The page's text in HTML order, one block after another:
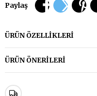
Paylaş
ÜRÜN ÖZELLIKLERI
ÜRÜN ÖNERILERI